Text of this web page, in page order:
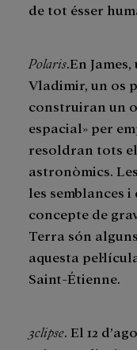
de tot ésser
Polaris.En
Vladimir, un os
construiran un
espacial» per
resoldran tots
astronòmics.
les semblances
concepte de
Terra són
aquesta
Saint-Étienne.
3clipse. El 12